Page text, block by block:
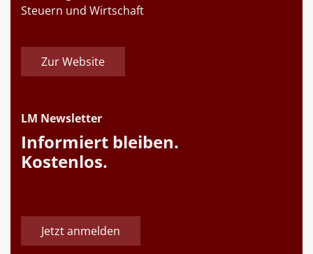
Steuern und Wirtschaft
Zur Website
LM Newsletter
Informiert bleiben.
Kostenlos.
Jetzt anmelden